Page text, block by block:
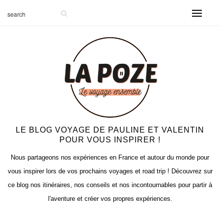
LE BLOG VOYAGE DE PAULINE ET VALENTIN
POUR VOUS INSPIRER !
Nous partageons nos expériences en France et autour du monde pour
vous inspirer lors de vos prochains voyages et road trip ! Découvrez sur
ce blog nos itinéraires, nos conseils et nos incontournables pour partir à
l'aventure et créer vos propres expériences.